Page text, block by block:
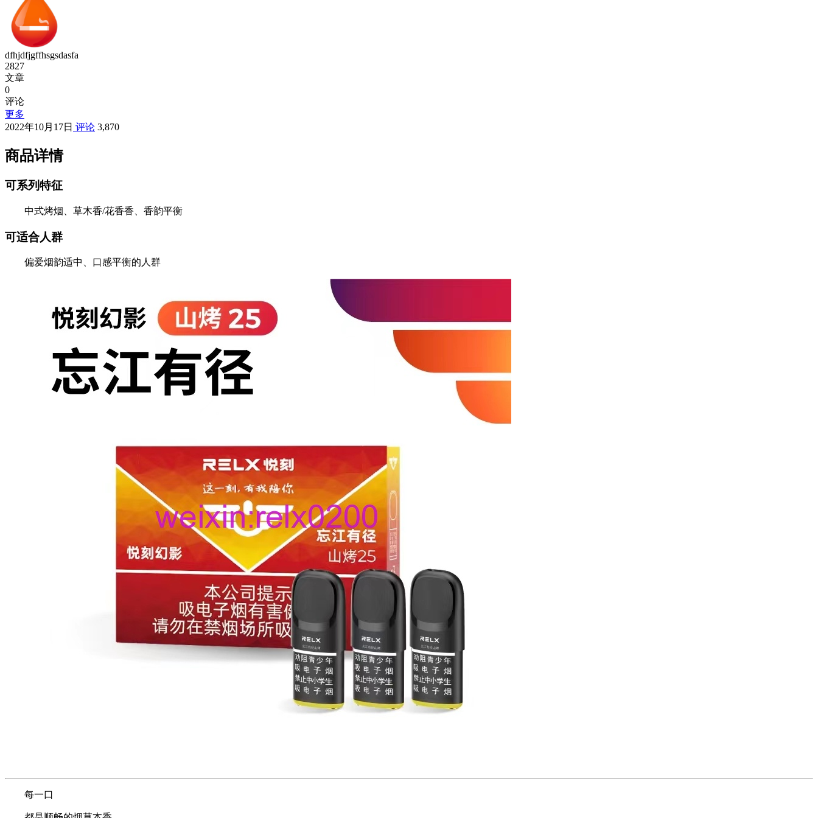
dfhjdfjgffhsgsdasfa
2827
文章
0
评论
更多
2022年10月17日 评论 3,870
商品详情
可系列特征
中式烤烟、草木香/花香香、香韵平衡
可适合人群
偏爱烟韵适中、口感平衡的人群
每一口